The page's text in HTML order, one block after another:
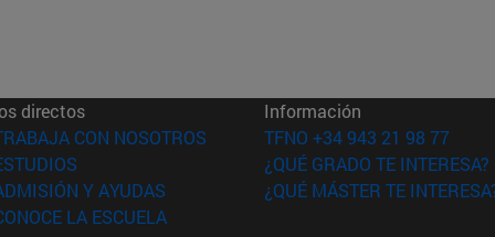
directos
CON NOSOTROS (abre en nueva ventana)
(abre en nueva ventana)
Y AYUDAS (abre en nueva ventana)
LA ESCUELA(abre en nueva ventana)
Información
TFNO +34 943 21 98 77
¿QUÉ GRADO TE INTERESA?
¿QUÉ MÁSTER TE